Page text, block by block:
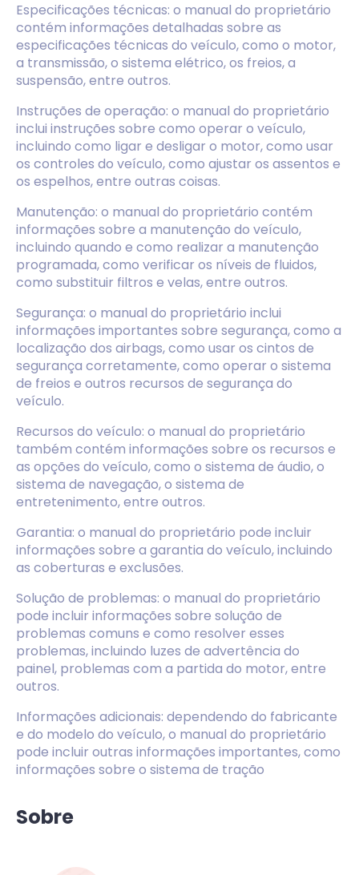
Especificações técnicas: o manual do proprietário
contém informações detalhadas sobre as
especificações técnicas do veículo, como o motor,
a transmissão, o sistema elétrico, os freios, a
suspensão, entre outros.
Instruções de operação: o manual do proprietário
inclui instruções sobre como operar o veículo,
incluindo como ligar e desligar o motor, como usar
os controles do veículo, como ajustar os assentos e
os espelhos, entre outras coisas.
Manutenção: o manual do proprietário contém
informações sobre a manutenção do veículo,
incluindo quando e como realizar a manutenção
programada, como verificar os níveis de fluidos,
como substituir filtros e velas, entre outros.
Segurança: o manual do proprietário inclui
informações importantes sobre segurança, como a
localização dos airbags, como usar os cintos de
segurança corretamente, como operar o sistema
de freios e outros recursos de segurança do
veículo.
Recursos do veículo: o manual do proprietário
também contém informações sobre os recursos e
as opções do veículo, como o sistema de áudio, o
sistema de navegação, o sistema de
entretenimento, entre outros.
Garantia: o manual do proprietário pode incluir
informações sobre a garantia do veículo, incluindo
as coberturas e exclusões.
Solução de problemas: o manual do proprietário
pode incluir informações sobre solução de
problemas comuns e como resolver esses
problemas, incluindo luzes de advertência do
painel, problemas com a partida do motor, entre
outros.
Informações adicionais: dependendo do fabricante
e do modelo do veículo, o manual do proprietário
pode incluir outras informações importantes, como
informações sobre o sistema de tração
Sobre